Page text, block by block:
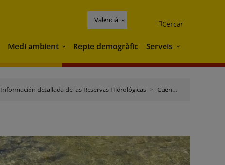
Valencià Cercar
Medi ambient Medi ambient
Repte demogràfic Serveis Serveis
Información detallada de las Reservas Hidrológicas Cuencas Mediterráneas Andaluzas